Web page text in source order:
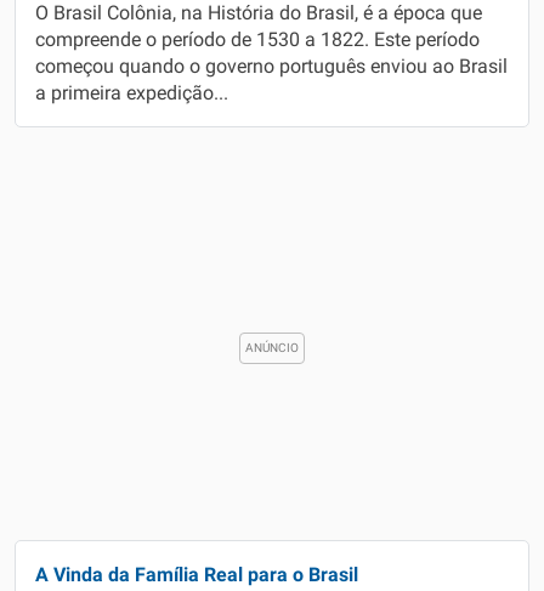
O Brasil Colônia, na História do Brasil, é a época que
compreende o período de 1530 a 1822. Este período
começou quando o governo português enviou ao Brasil
a primeira expedição...
A Vinda da Família Real para o Brasil